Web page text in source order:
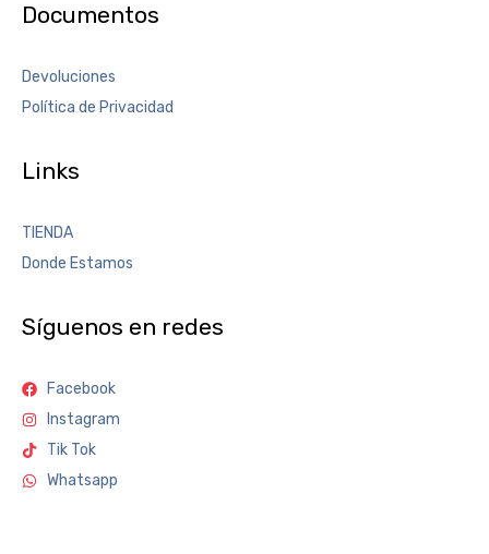
Documentos
Devoluciones
Política de Privacidad
Links
TIENDA
Donde Estamos
Síguenos en redes
Facebook
Instagram
Tik Tok
Whatsapp